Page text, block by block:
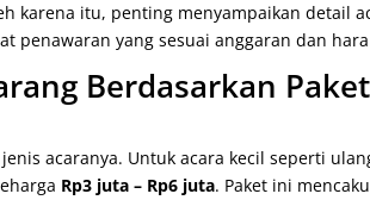
karena itu, penting menyampaikan detail
penawaran yang sesuai anggaran dan
Berdasarkan
acaranya. Untuk acara kecil seperti
Rp3 juta – Rp6 juta. Paket ini